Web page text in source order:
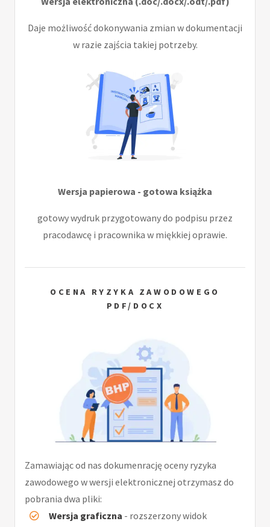
Daje możliwość dokonywania zmian w dokumentacji
w razie zajścia takiej potrzeby.
Wersja papierowa - gotowa książka
gotowy wydruk przygotowany do podpisu przez
pracodawcę i pracownika w miękkiej oprawie.
OCENA RYZYKA ZAWODOWEGO
PDF/DOCX
Zamawiając od nas dokumenrację oceny ryzyka
zawodowego w wersji elektronicznej otrzymasz do
pobrania dwa pliki:
Wersja graficzna - rozszerzony widok